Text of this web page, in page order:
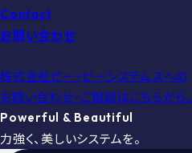
Contact
お問い合わせ
株式会社ピー・ビーシステムズへの
お問い合わせ・ご相談はこちらから。
Powerful & Beautiful
力強く、美しいシステムを。